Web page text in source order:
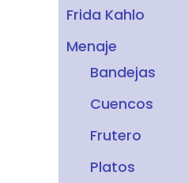
Frida Kahlo
Menaje
Bandejas
Cuencos
Frutero
Platos